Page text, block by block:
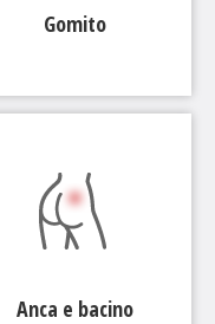
Gomito
Anca e bacino